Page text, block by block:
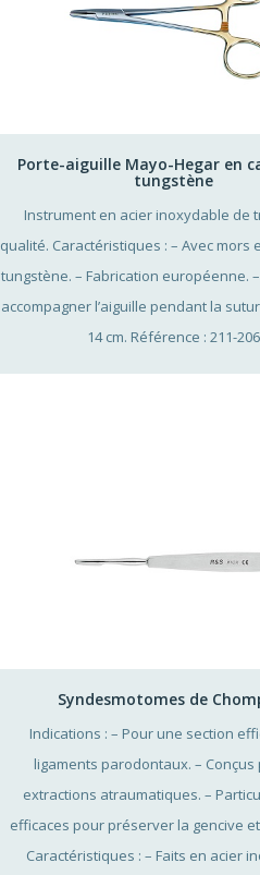
Porte-aiguille Mayo-Hegar en
tungstène
Instrument en acier inoxydable de
qualité. Caractéristiques : – Avec mors
tungstène. – Fabrication européenne.
accompagner l’aiguille pendant la
14 cm. Référence : 211-206
Syndesmotomes de
Indications : – Pour une section
ligaments parodontaux. – Conçus
extractions atraumatiques. –
efficaces pour préserver la gencive
Caractéristiques : – Faits en acier